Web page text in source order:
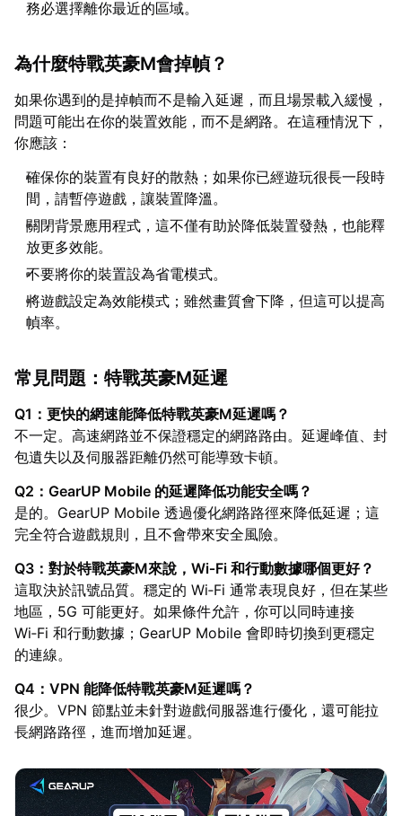
務必選擇離你最近的區域。
為什麼特戰英豪M會掉幀？
如果你遇到的是掉幀而不是輸入延遲，而且場景載入緩慢，
問題可能出在你的裝置效能，而不是網路。在這種情況下，
你應該：
確保你的裝置有良好的散熱；如果你已經遊玩很長一段時
間，請暫停遊戲，讓裝置降溫。
關閉背景應用程式，這不僅有助於降低裝置發熱，也能釋
放更多效能。
不要將你的裝置設為省電模式。
將遊戲設定為效能模式；雖然畫質會下降，但這可以提高
幀率。
常見問題：特戰英豪M延遲
Q1：更快的網速能降低特戰英豪M延遲嗎？
不一定。高速網路並不保證穩定的網路路由。延遲峰值、封
包遺失以及伺服器距離仍然可能導致卡頓。
Q2：GearUP Mobile 的延遲降低功能安全嗎？
是的。GearUP Mobile 透過優化網路路徑來降低延遲；這
完全符合遊戲規則，且不會帶來安全風險。
Q3：對於特戰英豪M來說，Wi‑Fi 和行動數據哪個更好？
這取決於訊號品質。穩定的 Wi‑Fi 通常表現良好，但在某些
地區，5G 可能更好。如果條件允許，你可以同時連接
Wi‑Fi 和行動數據；GearUP Mobile 會即時切換到更穩定
的連線。
Q4：VPN 能降低特戰英豪M延遲嗎？
很少。VPN 節點並未針對遊戲伺服器進行優化，還可能拉
長網路路徑，進而增加延遲。